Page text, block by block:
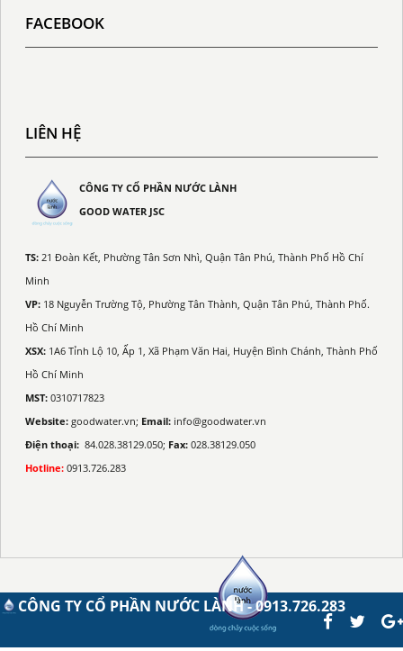
FACEBOOK
LIÊN HỆ
CÔNG TY CỔ PHẦN NƯỚC LÀNH
GOOD WATER JSC
TS:21 Đoàn Kết, Phường Tân Sơn Nhì, Quận Tân Phú, Thành Phố Hồ Chí
Minh
VP:18 Nguyễn Trường Tộ, Phường Tân Thành, Quận Tân Phú, Thành Phố.
Hồ Chí Minh
XSX:1A6 Tỉnh Lộ 10, Ấp 1, Xã Phạm Văn Hai, Huyện Bình Chánh, Thành Phố
Hồ Chí Minh
MST:0310717823
Website:goodwater.vn; Email:info@goodwater.vn
Điện thoại: 84.028.38129.050; Fax:028.38129.050
Hotline: 0913.726.283
CÔNG TY CỔ PHẦN NƯỚC LÀNH - 0913.726.283